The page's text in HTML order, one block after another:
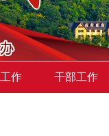
作 干部工作